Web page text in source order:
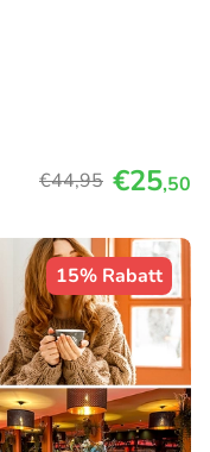
€44,95 €25,50
15% Rabatt